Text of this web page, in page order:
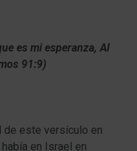
es mi esperanza, Al
91:9)
de este versículo en
en Israel en